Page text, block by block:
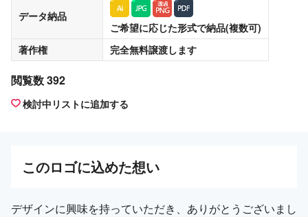
データ納品
ご希望に応じた形式で納品(複数可)
著作権
完全無料譲渡します
閲覧数 392
検討中リストに追加する
このロゴに込めた想い
デザインに興味を持っていただき、ありがとうございまし